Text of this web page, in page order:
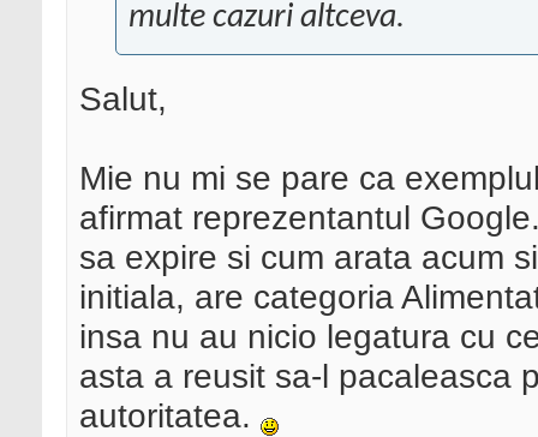
multe cazuri altceva.
Salut,
Mie nu mi se pare ca
afirmat reprezentantul
sa expire si cum arata acum
initiala, are categoria
insa nu au nicio legatura cu
asta a reusit sa-l pacaleasca
autoritatea.